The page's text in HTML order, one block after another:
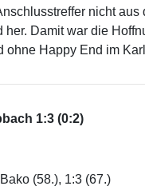
nicht
Damit war die
ohne Happy End im
1:3 (0:2)
(58.), 1:3 (67.)